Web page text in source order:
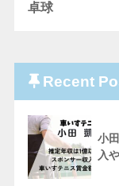
卓球
Recent
小
入